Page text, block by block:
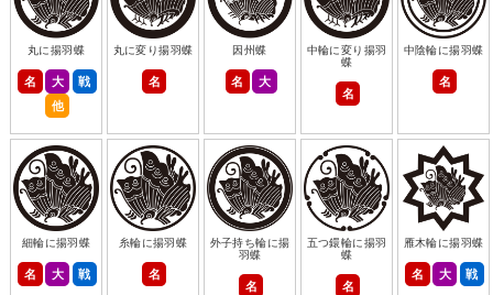
丸に揚羽蝶
名 大
戦
他
丸に変り揚羽蝶
名
因州蝶
名 大
中輪に変り揚羽
蝶
名
中陰輪に揚羽蝶
名
細輪に揚羽蝶
名 大 戦
糸輪に揚羽蝶
名
外子持ち輪に揚
羽蝶
名
五つ鐶輪に揚羽
蝶
名
雁木輪に揚羽蝶
名 大 戦